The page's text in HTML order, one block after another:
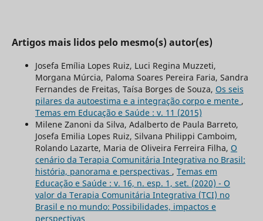
Artigos mais lidos pelo mesmo(s) autor(es)
Josefa Emília Lopes Ruiz, Luci Regina Muzzeti,
Morgana Múrcia, Paloma Soares Pereira Faria, Sandra
Fernandes de Freitas, Taísa Borges de Souza, Os seis
pilares da autoestima e a integração corpo e mente ,
Temas em Educação e Saúde : v. 11 (2015)
Milene Zanoni da Silva, Adalberto de Paula Barreto,
Josefa Emilia Lopes Ruiz, Silvana Philippi Camboim,
Rolando Lazarte, Maria de Oliveira Ferreira Filha, O
cenário da Terapia Comunitária Integrativa no Brasil:
história, panorama e perspectivas , Temas em
Educação e Saúde : v. 16, n. esp. 1, set. (2020) - O
valor da Terapia Comunitária Integrativa (TCI) no
Brasil e no mundo: Possibilidades, impactos e
perspectivas